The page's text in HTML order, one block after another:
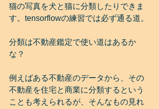
猫の写真を犬と猫に分類したりできま
す。tensorflowの練習では必ず通る道。
分類は不動産鑑定で使い道はあるか
な？
例えばある不動産のデータから、その
不動産を住宅と商業に分類するという
ことも考えられるが、そんなもの見れ